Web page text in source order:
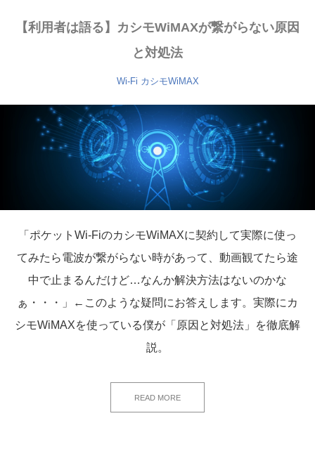
【利用者は語る】カシモWiMAXが繋がらない原因
と対処法
Wi-Fi カシモWiMAX
「ポケットWi-FiのカシモWiMAXに契約して実際に使っ
てみたら電波が繋がらない時があって、動画観てたら途
中で止まるんだけど…なんか解決方法はないのかな
ぁ・・・」←このような疑問にお答えします。実際にカ
シモWiMAXを使っている僕が「原因と対処法」を徹底解
説。
READ MORE